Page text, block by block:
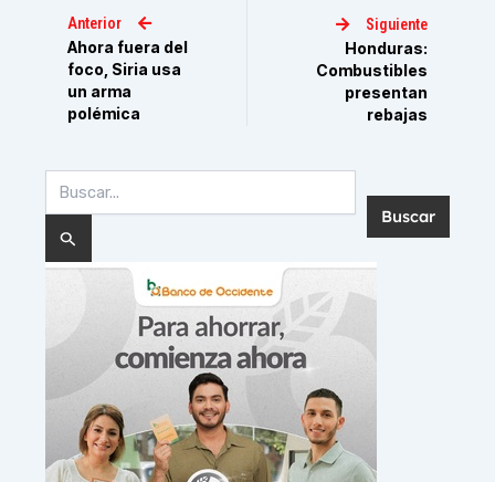
Anterior
Ahora fuera del
foco, Siria usa
un arma
polémica
Siguiente
Honduras:
Combustibles
presentan
rebajas
por: